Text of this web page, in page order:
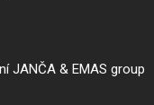
JANČA & EMAS group